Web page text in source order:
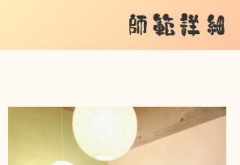
師範詳細